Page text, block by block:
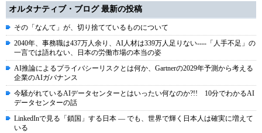
オルタナティブ・ブログ 最新の投稿
その「なんて」が、切り捨てているものについて
2040年、事務職は437万人余り、AI人材は339万人足りない----「人手不足」の
一言では語れない、日本の労働市場の本当の姿
AI推論によるプライバシーリスクとは何か、Gartnerの2029年予測から考える
企業のAIガバナンス
今騒がれているAIデータセンターとはいったい何なのか?!! 10分でわかるAI
データセンターの話
LinkedInで見る「鎖国」する日本 ― でも、世界で輝く日本人は確実に増えて
いる